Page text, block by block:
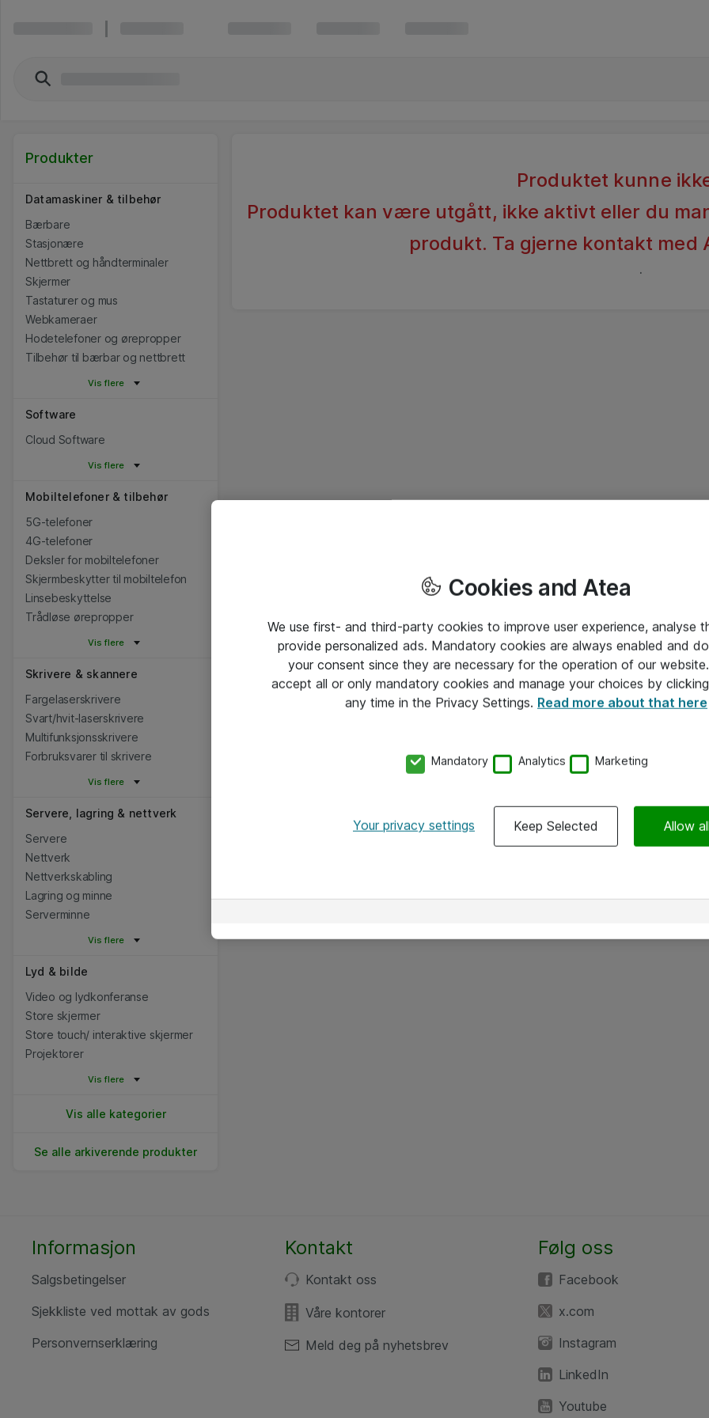
Produkter
Datamaskiner & tilbehør
Bærbare
Stasjonære
Nettbrett og håndterminaler
Skjermer
Tastaturer og mus
Webkameraer
Hodetelefoner og ørepropper
Tilbehør til bærbar og nettbrett
Vis flere
Software
Cloud Software
Vis flere
Mobiltelefoner & tilbehør
5G-telefoner
4G-telefoner
Deksler for mobiltelefoner
Skjermbeskytter til mobiltelefon
Linsebeskyttelse
Trådløse ørepropper
Vis flere
Skrivere & skannere
Fargelaserskrivere
Svart/hvit-laserskrivere
Multifunksjonsskrivere
Forbruksvarer til skrivere
Vis flere
Servere, lagring & nettverk
Servere
Nettverk
Nettverkskabling
Lagring og minne
Serverminne
Vis flere
Lyd & bilde
Video og lydkonferanse
Store skjermer
Store touch/ interaktive skjermer
Projektorer
Vis flere
Vis alle kategorier
Se alle arkiverende produkter
Produktet kunne
Produktet kan være utgått, ikke aktivt eller du
produkt. Ta gjerne kontakt med
.
Informasjon
Salgsbetingelser
Sjekkliste ved mottak av gods
Personvernserklæring
Kontakt
Kontakt oss
Våre kontorer
Meld deg på nyhetsbrev
Følg oss
Facebook
x.com
Instagram
LinkedIn
Youtube
Cookies and Atea
We use first- and third-party cookies to improve user experience, analyse
provide personalized ads. Mandatory cookies are always enabled and
your consent since they are necessary for the operation of our
accept all or only mandatory cookies and manage your choices by
any time in the Privacy Settings. Read more about that here
Mandatory Analytics Marketing
Your privacy settings Keep Selected Allow